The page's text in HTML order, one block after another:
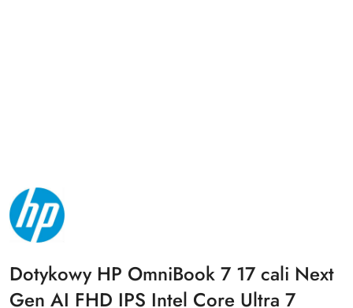
NAZWA
PRODUCENTA:
HP
Dotykowy HP OmniBook 7 17 cali Next
Gen AI FHD IPS Intel Core Ultra 7